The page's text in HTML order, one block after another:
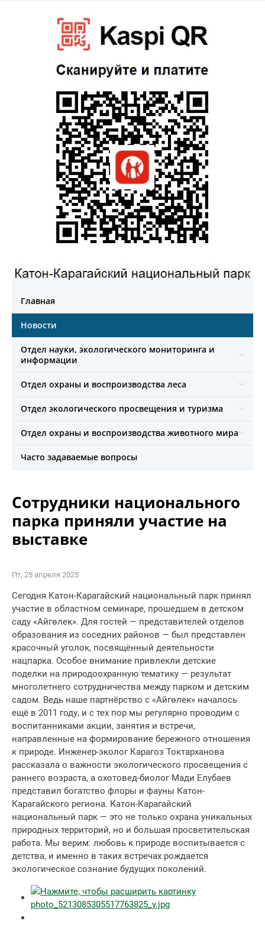
Главная
Новости
Отдел науки, экологического мониторинга и
информации
Отдел охраны и воспроизводства леса
Отдел экологического просвещения и туризма
Отдел охраны и воспроизводства животного мира
Часто задаваемые вопросы
Сотрудники национального
парка приняли участие на
выставке
Пт, 25 апреля 2025
Сегодня Катон-Карагайский национальный парк принял
участие в областном семинаре, прошедшем в детском
саду «Айгөлек». Для гостей — представителей отделов
образования из соседних районов — был представлен
красочный уголок, посвящённый деятельности
нацпарка. Особое внимание привлекли детские
поделки на природоохранную тематику — результат
многолетнего сотрудничества между парком и детским
садом. Ведь наше партнёрство с «Айгөлек» началось
ещё в 2011 году, и с тех пор мы регулярно проводим с
воспитанниками акции, занятия и встречи,
направленные на формирование бережного отношения
к природе. Инженер-эколог Карагоз Токтарханова
рассказала о важности экологического просвещения с
раннего возраста, а охотовед-биолог Мади Елубаев
представил богатство флоры и фауны Катон-
Карагайского региона. Катон-Карагайский
национальный парк — это не только охрана уникальных
природных территорий, но и большая просветительская
работа. Мы верим: любовь к природе воспитывается с
детства, и именно в таких встречах рождается
экологическое сознание будущих поколений.